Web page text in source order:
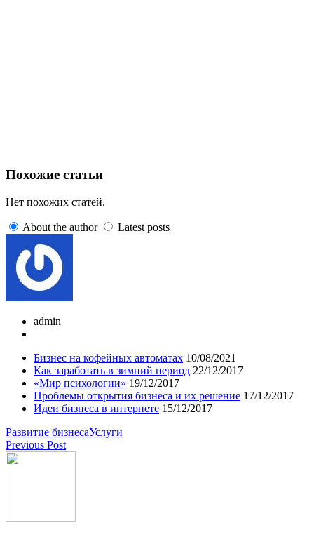
Похожие статьи
Нет похожих статей.
About the author Latest posts
admin
Бизнес на кофейных автоматах 10/08/2021
Как заработать в зимний период 22/12/2017
«Мир психологии» 19/12/2017
Проблемы открытия бизнеса и их решение 17/12/2017
Идеи бизнеса в интернете 15/12/2017
Развитие бизнесаУслуги
Previous Post